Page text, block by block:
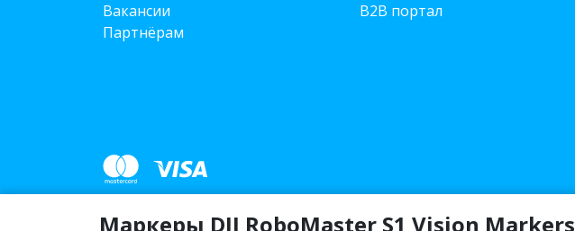
Маркеры DJI RoboMaster S1 Vision Markers
Вакансии
Партнёрам
B2B портал